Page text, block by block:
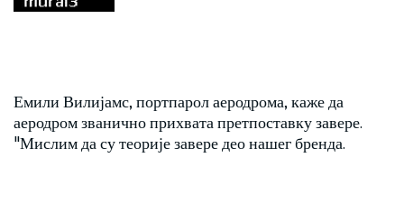
Емили Вилијамс, портпарол аеродрома, каже да
аеродром званично прихвата претпоставку завере.
"Мислим да су теорије завере део нашег бренда.